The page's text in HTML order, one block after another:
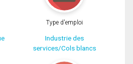
Type d'emploi
Industrie des
services/Cols blancs